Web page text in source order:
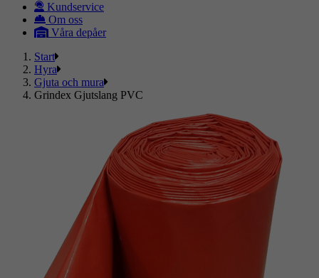
Kundservice
Om oss
Våra depåer
Start
Hyra
Gjuta och mura
Grindex Gjutslang PVC